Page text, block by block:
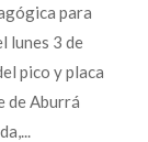
para
lunes 3 de
pico y placa
de Aburrá